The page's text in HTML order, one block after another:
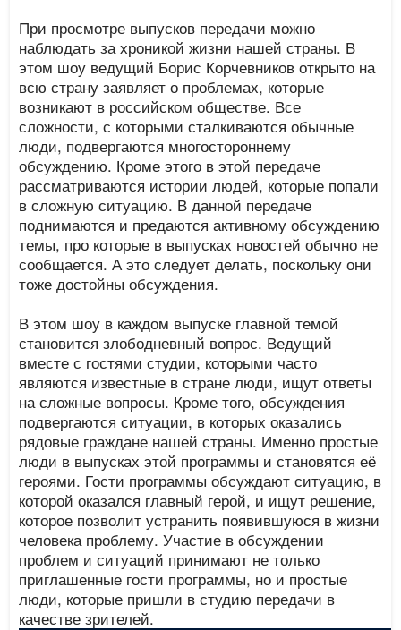
При просмотре выпусков передачи можно
наблюдать за хроникой жизни нашей страны. В
этом шоу ведущий Борис Корчевников открыто на
всю страну заявляет о проблемах, которые
возникают в российском обществе. Все
сложности, с которыми сталкиваются обычные
люди, подвергаются многостороннему
обсуждению. Кроме этого в этой передаче
рассматриваются истории людей, которые попали
в сложную ситуацию. В данной передаче
поднимаются и предаются активному обсуждению
темы, про которые в выпусках новостей обычно не
сообщается. А это следует делать, поскольку они
тоже достойны обсуждения.
В этом шоу в каждом выпуске главной темой
становится злободневный вопрос. Ведущий
вместе с гостями студии, которыми часто
являются известные в стране люди, ищут ответы
на сложные вопросы. Кроме того, обсуждения
подвергаются ситуации, в которых оказались
рядовые граждане нашей страны. Именно простые
люди в выпусках этой программы и становятся её
героями. Гости программы обсуждают ситуацию, в
которой оказался главный герой, и ищут решение,
которое позволит устранить появившуюся в жизни
человека проблему. Участие в обсуждении
проблем и ситуаций принимают не только
приглашенные гости программы, но и простые
люди, которые пришли в студию передачи в
качестве зрителей.